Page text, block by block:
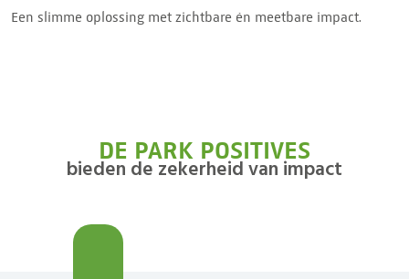
Een slimme oplossing met zichtbare én meetbare impact.
DE PARK POSITIVES
bieden de zekerheid van impact